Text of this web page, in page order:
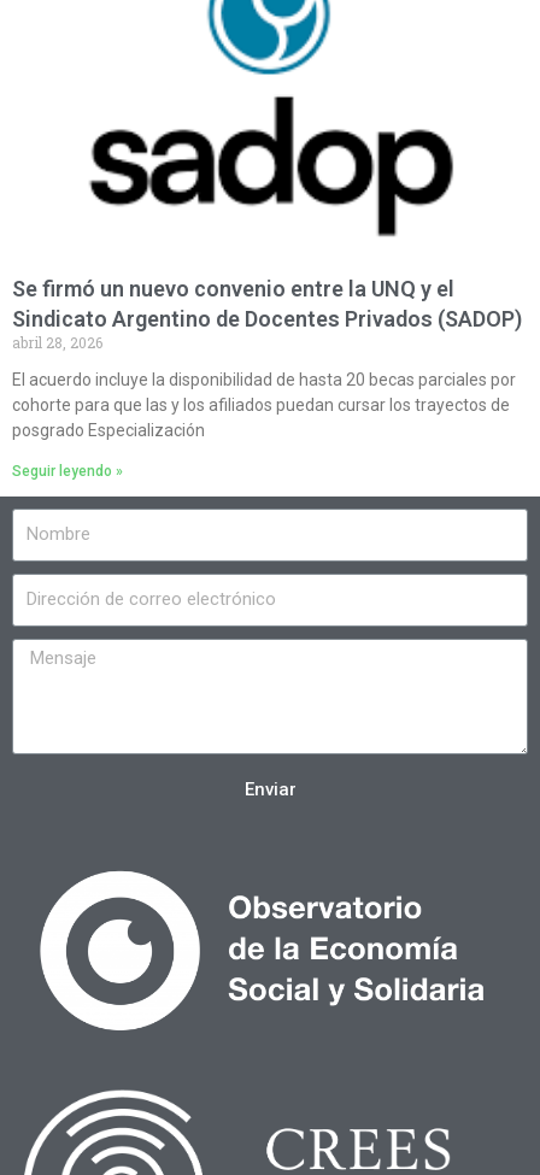
Se firmó un nuevo convenio entre la UNQ y el
Sindicato Argentino de Docentes Privados (SADOP)
abril 28, 2026
El acuerdo incluye la disponibilidad de hasta 20 becas parciales por
cohorte para que las y los afiliados puedan cursar los trayectos de
posgrado Especialización
Seguir leyendo »
Enviar